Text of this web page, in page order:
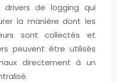
drivers de logging qui
la manière dont les
sont collectés et
peuvent être utilisés
directement à un